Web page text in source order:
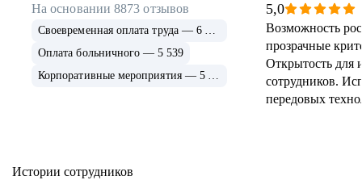
На основании8873 отзывов
Своевременная оплата труда — 6 915
Оплата больничного — 5 539
Корпоративные мероприятия — 5 339
5,0
Возможность
прозрачные
Открытость для
сотрудников.
передовых
Истории сотрудников